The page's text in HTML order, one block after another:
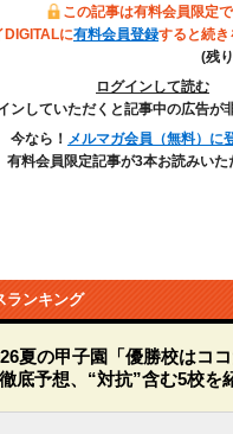
この記事は有料会員限定で
DIGITALに有料会員登録すると続き
(残
ログインして読む
ンしていただくと記事中の広告が
今なら！ メルマガ会員（無料）に
有料会員限定記事が3本お読みいた
ランキング
夏の甲子園「優勝校はコ
底予想、“対抗”含む5校を